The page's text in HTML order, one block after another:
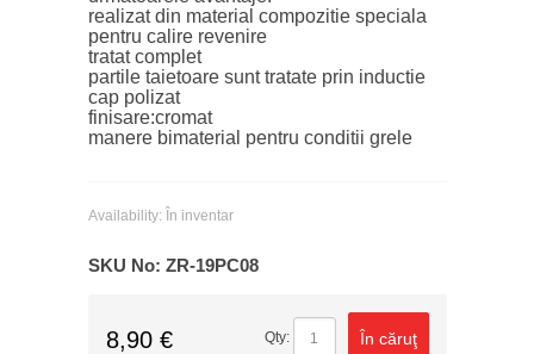
realizat din material compozitie speciala
pentru calire revenire
tratat complet
partile taietoare sunt tratate prin inductie
cap polizat
finisare:cromat
manere bimaterial pentru conditii grele
Availability: În inventar
SKU No: ZR-19PC08
8,90 € Qty: În căruţ